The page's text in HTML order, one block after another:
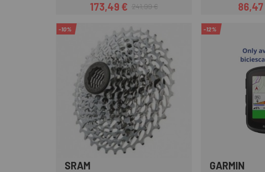
Prezzo
173,49 €Prezzo base
241,99 €
-10%
SRAM
-12%
GARMIN